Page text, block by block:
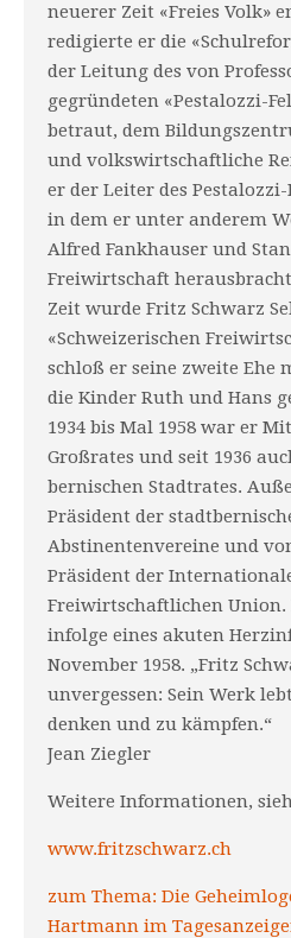
neuerer Zeit «Freies Volk»
redigierte er die
der Leitung des von
gegründeten «Pestalozzi-
betraut, dem
und volkswirtschaftliche
er der Leiter des
in dem er unter anderem
Alfred Fankhauser und
Freiwirtschaft
Zeit wurde Fritz Schwarz
«Schweizerischen
schloß er seine zweite Ehe
die Kinder Ruth und Hans
1934 bis Mal 1958 war er
Großrates und seit 1936
bernischen Stadtrates.
Präsident der
Abstinentenvereine und
Präsident der
Freiwirtschaftlichen Union.
infolge eines akuten
November 1958. „Fritz
unvergessen: Sein Werk
denken und zu kämpfen.“
Jean Ziegler
Weitere Informationen,
www.fritzschwarz.ch
zum Thema: Die
Hartmann im